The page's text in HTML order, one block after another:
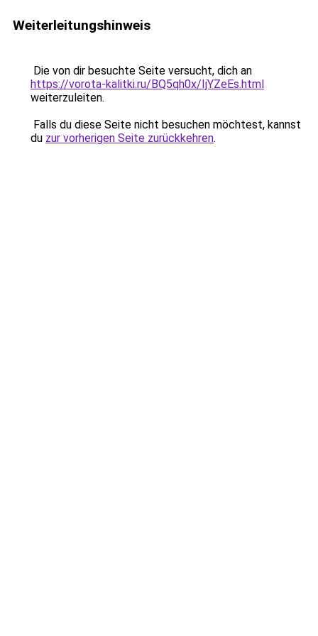
Weiterleitungshinweis
Die von dir besuchte Seite versucht, dich an
https://vorota-kalitki.ru/BQ5qh0x/IjYZeEs.html
weiterzuleiten.
Falls du diese Seite nicht besuchen möchtest, kannst
du zur vorherigen Seite zurückkehren.